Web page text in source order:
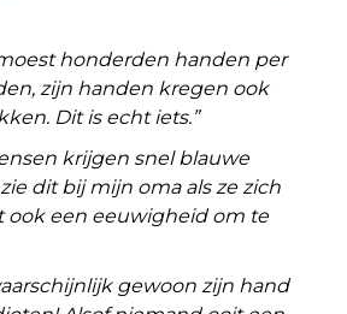
honderden handen per
zijn handen kregen ook
Dit is echt iets.”
krijgen snel blauwe
dit bij mijn oma als ze zich
ook een eeuwigheid om te
gewoon zijn hand